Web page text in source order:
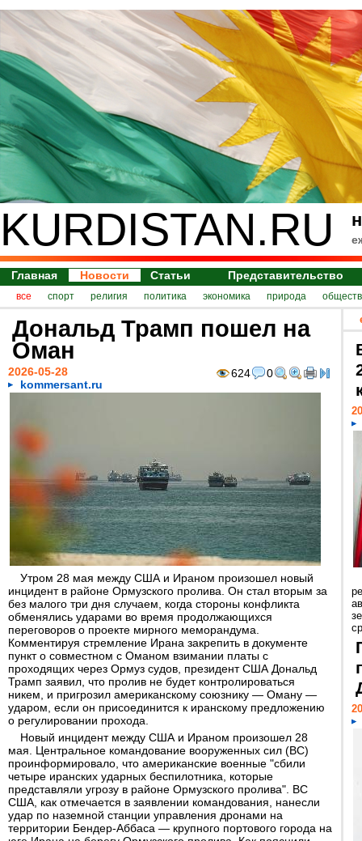
KURDISTAN.RU
Главная Новости Статьи Представительство
все спорт религия политика экономика природа
Дональд Трамп пошел на
Оман
624 0
2026-05-28
kommersant.ru
Утром 28 мая между США и Ираном произошел новый
инцидент в районе Ормузского пролива. Он стал вторым за
без малого три дня случаем, когда стороны конфликта
обменялись ударами во время продолжающихся
переговоров о проекте мирного меморандума.
Комментируя стремление Ирана закрепить в документе
пункт о совместном с Оманом взимании платы с
проходящих через Ормуз судов, президент США Дональд
Трамп заявил, что пролив не будет контролироваться
никем, и пригрозил американскому союзнику — Оману —
ударом, если он присоединится к иранскому предложению
о регулировании прохода.
Новый инцидент между США и Ираном произошел 28
мая. Центральное командование вооруженных сил (ВС)
проинформировало, что американские военные "сбили
четыре иранских ударных беспилотника, которые
представляли угрозу в районе Ормузского пролива". ВС
США, как отмечается в заявлении командования, нанесли
удар по наземной станции управления дронами на
территории Бендер-Аббаса — крупного портового города на